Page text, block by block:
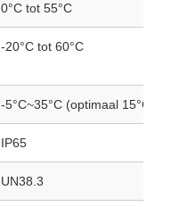
0°C tot 55°C
-20°C tot 60°C
-5°C~35°C (optimaal
IP65
UN38.3